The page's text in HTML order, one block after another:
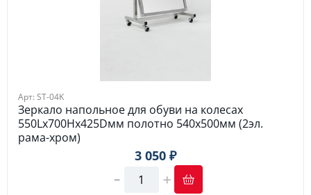
Арт: ST-04K
Зеркало напольное для обуви на колесах
550Lх700Hх425Dмм полотно 540х500мм (2эл.
рама-хром)
3 050 ₽